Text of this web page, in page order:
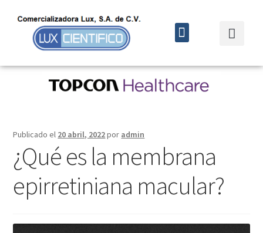
Publicado el 20 abril, 2022por admin
¿Qué es la membrana
epirretiniana macular?